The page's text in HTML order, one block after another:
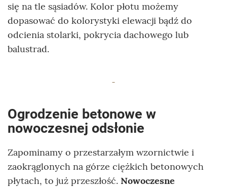
się na tle sąsiadów. Kolor płotu możemy
dopasować do kolorystyki elewacji bądź do
odcienia stolarki, pokrycia dachowego lub
balustrad.
Ogrodzenie betonowe w
nowoczesnej odsłonie
Zapominamy o przestarzałym wzornictwie i
zaokrąglonych na górze ciężkich betonowych
płytach, to już przeszłość. Nowoczesne